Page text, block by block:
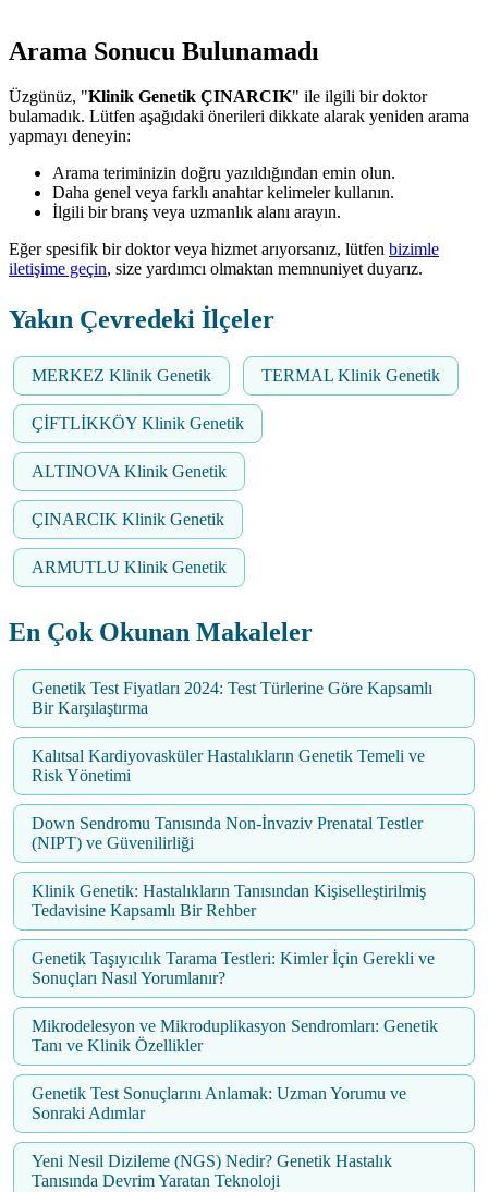
Arama Sonucu Bulunamadı
Üzgünüz, "Klinik Genetik ÇINARCIK" ile ilgili bir doktor
bulamadık. Lütfen aşağıdaki önerileri dikkate alarak yeniden arama
yapmayı deneyin:
Arama teriminizin doğru yazıldığından emin olun.
Daha genel veya farklı anahtar kelimeler kullanın.
İlgili bir branş veya uzmanlık alanı arayın.
Eğer spesifik bir doktor veya hizmet arıyorsanız, lütfen bizimle
iletişime geçin, size yardımcı olmaktan memnuniyet duyarız.
Yakın Çevredeki İlçeler
MERKEZ Klinik Genetik TERMAL Klinik Genetik
ÇİFTLİKKÖY Klinik Genetik
ALTINOVA Klinik Genetik
ÇINARCIK Klinik Genetik
ARMUTLU Klinik Genetik
En Çok Okunan Makaleler
Genetik Test Fiyatları 2024: Test Türlerine Göre Kapsamlı
Bir Karşılaştırma
Kalıtsal Kardiyovasküler Hastalıkların Genetik Temeli ve
Risk Yönetimi
Down Sendromu Tanısında Non-İnvaziv Prenatal Testler
(NIPT) ve Güvenilirliği
Klinik Genetik: Hastalıkların Tanısından Kişiselleştirilmiş
Tedavisine Kapsamlı Bir Rehber
Genetik Taşıyıcılık Tarama Testleri: Kimler İçin Gerekli ve
Sonuçları Nasıl Yorumlanır?
Mikrodelesyon ve Mikroduplikasyon Sendromları: Genetik
Tanı ve Klinik Özellikler
Genetik Test Sonuçlarını Anlamak: Uzman Yorumu ve
Sonraki Adımlar
Yeni Nesil Dizileme (NGS) Nedir? Genetik Hastalık
Tanısında Devrim Yaratan Teknoloji